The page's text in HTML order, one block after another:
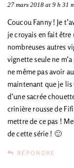
27 mars 2018 at 9 h 31
Coucou Fanny ! Je
je croyais en fait
nombreuses autres
vignette seule ne
ne même pas avoir
maintenant que je lis
d’une sacrée
crinière rousse de
mettre de ce pas !
de cette série ! 🙂
RÉPONDRE